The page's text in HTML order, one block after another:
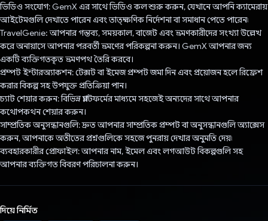
ভিডিও সংযোগ: GemX এর সাথে ভিডিও কল শুরু করুন, যেখানে আপনি ক্যামেরায়
আইটেমগুলি দেখাতে পারেন এবং তাত্ক্ষণিক নির্দেশনা বা সমাধান পেতে পারেন৷
TravelGenie: আপনার গন্তব্য, সময়কাল, বাজেট এবং ভ্রমণকারীদের সংখ্যা উল্লেখ
করে অনায়াসে আপনার পরবর্তী ভ্রমণের পরিকল্পনা করুন। GemX আপনার জন্য
একটি ব্যক্তিগতকৃত ভ্রমণপথ তৈরি করবে।
প্রম্পট ইন্টারঅ্যাকশন: টেক্সট বা ইমেজ প্রম্পট জমা দিন এবং প্রয়োজন হলে রিফ্রেশ
করার বিকল্প সহ উপযুক্ত প্রতিক্রিয়া পান।
চ্যাট শেয়ার করুন: বিভিন্ন প্ল্যাটফর্মের মাধ্যমে সহজেই অন্যদের সাথে আপনার
কথোপকথন শেয়ার করুন।
সাম্প্রতিক অনুসন্ধানগুলি: দ্রুত আপনার সাম্প্রতিক প্রম্পট বা অনুসন্ধানগুলি অ্যাক্সেস
করুন, আপনাকে অতীতের প্রশ্নগুলিকে সহজে পুনরায় দেখার অনুমতি দেয়৷
ব্যবহারকারীর প্রোফাইল: আপনার নাম, ইমেল এবং লগআউট বিকল্পগুলি সহ
আপনার ব্যক্তিগত বিবরণ পরিচালনা করুন।
দিয়ে নির্মিত